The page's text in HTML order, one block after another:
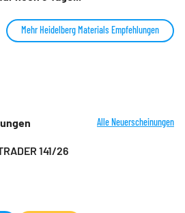
Mehr Heidelberg Materials Empfehlungen
Alle Neuerscheinungen
141/26